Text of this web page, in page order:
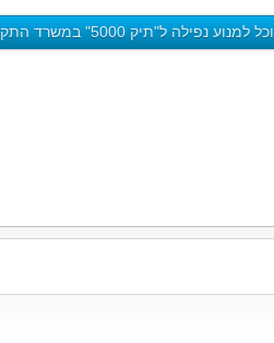
5000" במשרד התקשורת - לחץ כאן